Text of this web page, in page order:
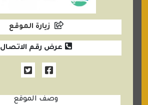
زيارة الموقع
عرض رقم الاتصال
وصف الموقع